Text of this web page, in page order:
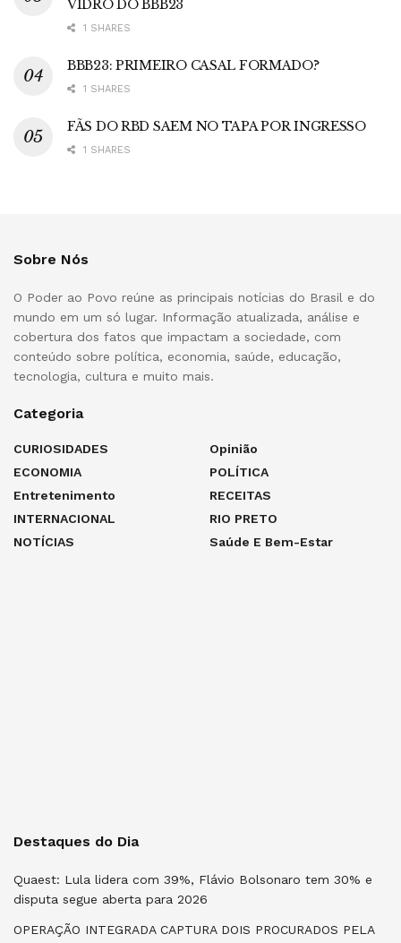
VIDRO DO BBB23
1 SHARES
BBB23: PRIMEIRO CASAL FORMADO?
1 SHARES
FÃS DO RBD SAEM NO TAPA POR INGRESSO
1 SHARES
Sobre Nós
O Poder ao Povo reúne as principais notícias do Brasil e do
mundo em um só lugar. Informação atualizada, análise e
cobertura dos fatos que impactam a sociedade, com
conteúdo sobre política, economia, saúde, educação,
tecnologia, cultura e muito mais.
Categoria
CURIOSIDADES
ECONOMIA
Entretenimento
INTERNACIONAL
NOTÍCIAS
Opinião
POLÍTICA
RECEITAS
RIO PRETO
Saúde E Bem-Estar
Destaques do Dia
Quaest: Lula lidera com 39%, Flávio Bolsonaro tem 30% e
disputa segue aberta para 2026
OPERAÇÃO INTEGRADA CAPTURA DOIS PROCURADOS PELA